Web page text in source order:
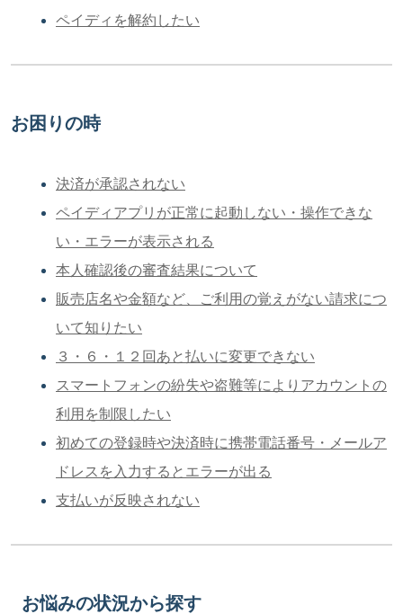
ペイディを解約したい
お困りの時
決済が承認されない
ペイディアプリが正常に起動しない・操作できな
い・エラーが表示される
本人確認後の審査結果について
販売店名や金額など、ご利用の覚えがない請求につ
いて知りたい
３・６・１２回あと払いに変更できない
スマートフォンの紛失や盗難等によりアカウントの
利用を制限したい
初めての登録時や決済時に携帯電話番号・メールア
ドレスを入力するとエラーが出る
支払いが反映されない
お悩みの状況から探す